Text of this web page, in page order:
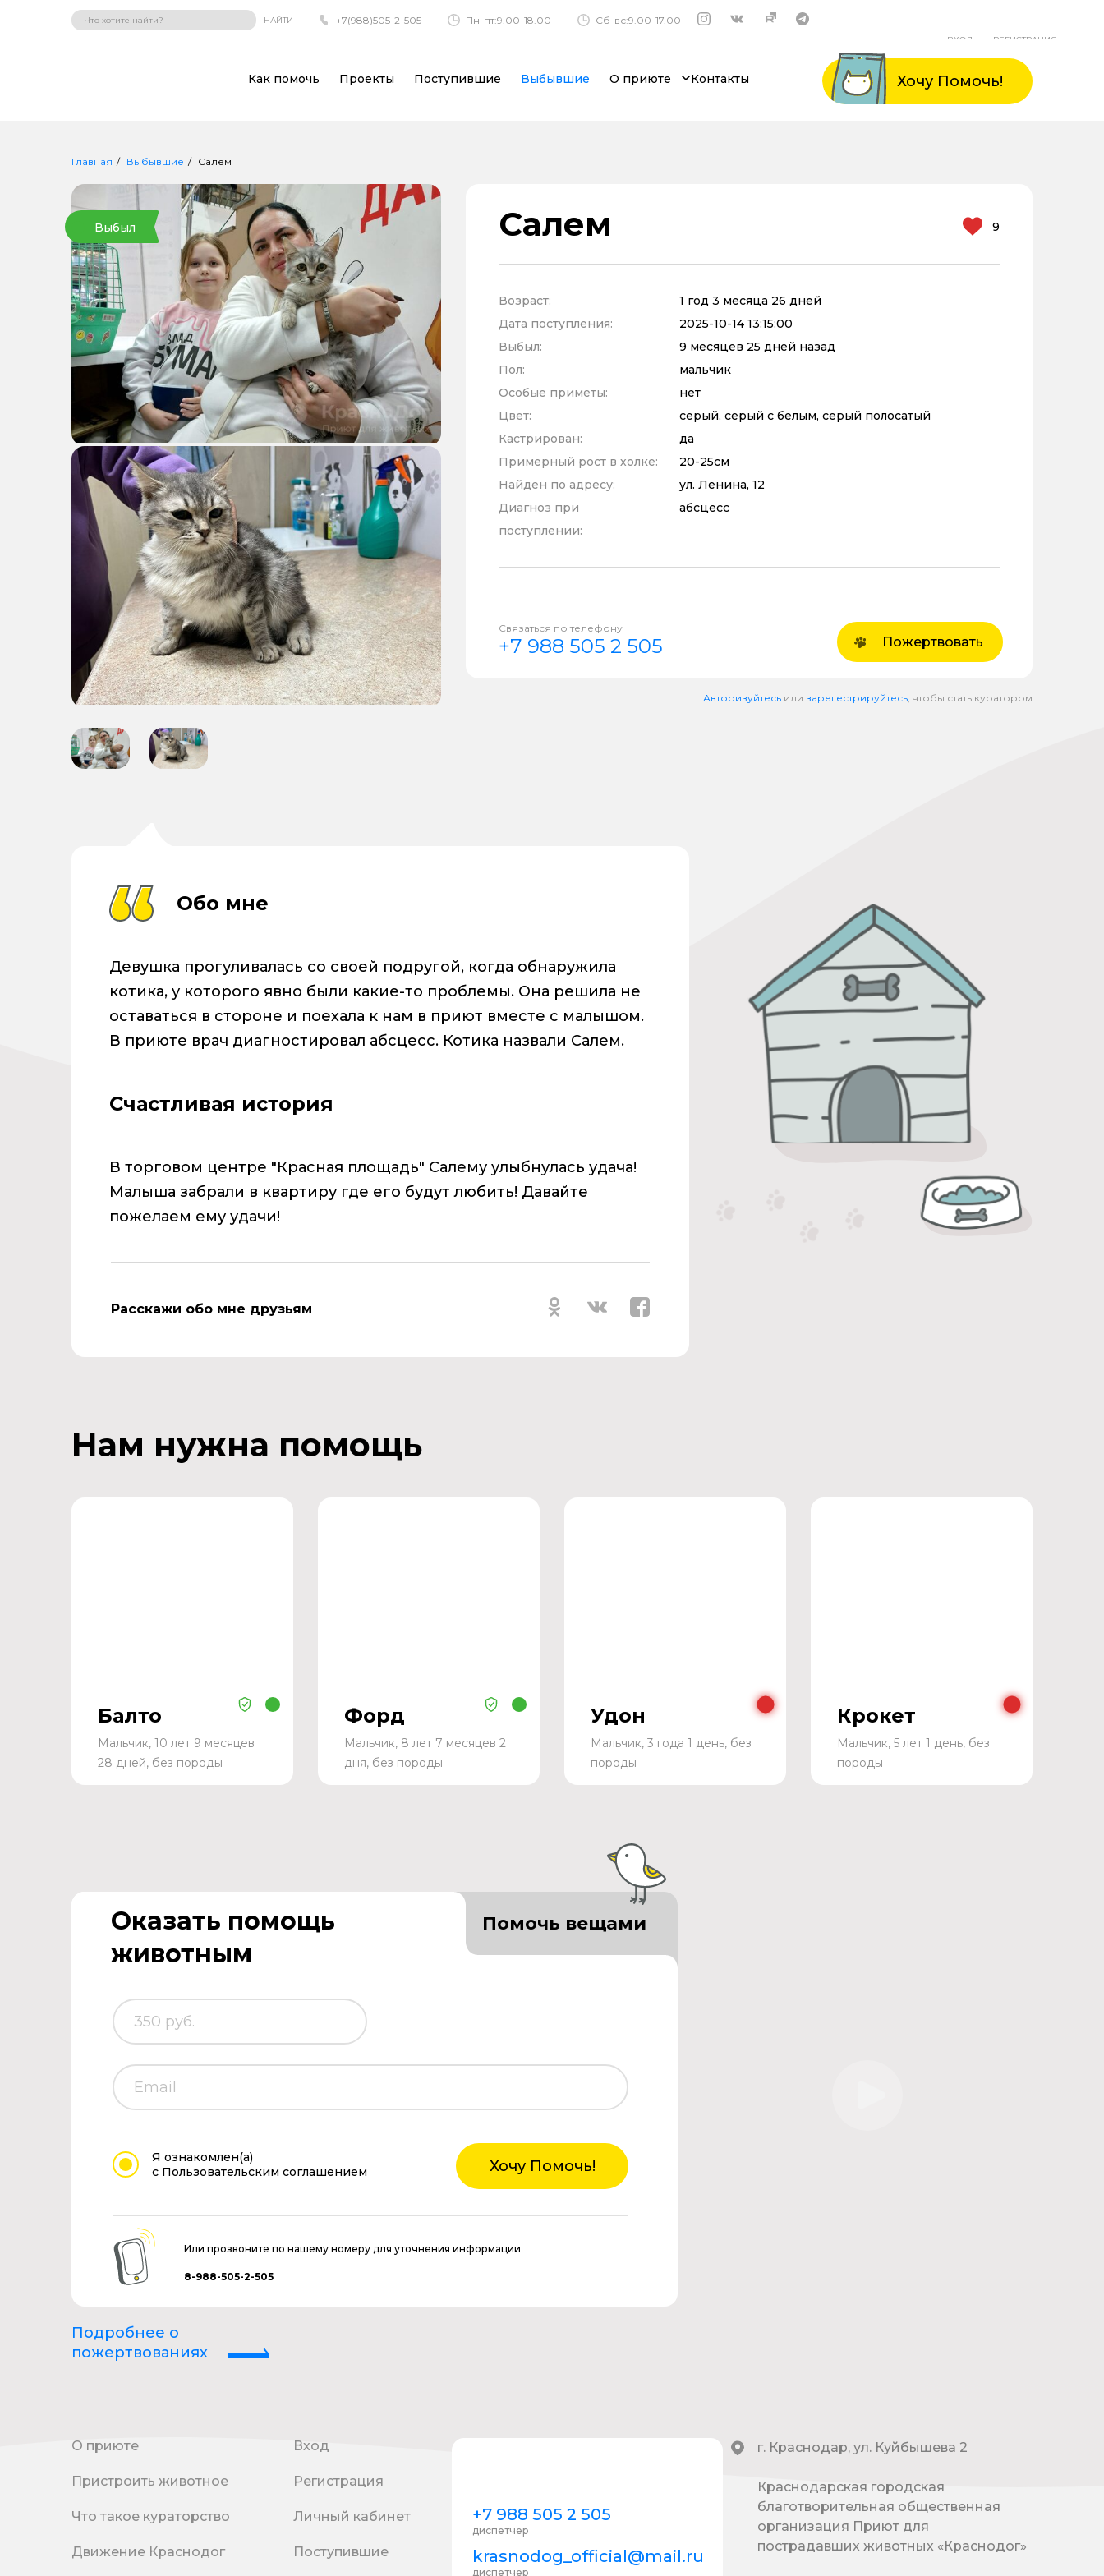
НАЙТИ +7(988)505-2-505 Пн-пт:9.00-18.00 Сб-вс:9.00-17.00
ВХОД РЕГИСТРАЦИЯ
Как помочь Проекты Поступившие Выбывшие О приюте Контакты Хочу Помочь!
Главная Выбывшие Салем
Выбыл Салем 9
Возраст:
1 год 3 месяца 26 дней
Дата поступления:
2025-10-14 13:15:00
Выбыл:
9 месяцев 25 дней назад
Пол:
мальчик
Особые приметы:
нет
Цвет:
серый, серый с белым, серый полосатый
Кастрирован:
да
Примерный рост в холке:
20-25см
Найден по адресу:
ул. Ленина, 12
Диагноз при
поступлении:
абсцесс
Связаться по телефону
+7 988 505 2 505 Пожертвовать
Авторизуйтесь или зарегестрируйтесь , чтобы стать куратором
Обо мне
Девушка прогуливалась со своей подругой, когда обнаружила
котика, у которого явно были какие-то проблемы. Она решила не
оставаться в стороне и поехала к нам в приют вместе с малышом.
В приюте врач диагностировал абсцесс. Котика назвали Салем.
Счастливая история
В торговом центре "Красная площадь" Салему улыбнулась удача!
Малыша забрали в квартиру где его будут любить! Давайте
пожелаем ему удачи!
Расскажи обо мне друзьям
Нам нужна помощь
Балто
Мальчик, 10 лет 9 месяцев
28 дней, без породы
Форд
Мальчик, 8 лет 7 месяцев 2
дня, без породы
Удон
Мальчик, 3 года 1 день, без
породы
Крокет
Мальчик, 5 лет 1 день, без
породы
Оказать помощь
животным
Помочь вещами
Я ознакомлен(а)
с Пользовательским соглашением
Хочу Помочь!
Или прозвоните по нашему номеру для уточнения информации
8-988-505-2-505
Подробнее о
пожертвованиях
О приюте
Пристроить животное
Что такое кураторство
Движение Краснодог
Вход
Регистрация
Личный кабинет
Поступившие
+7 988 505 2 505
диспетчер
krasnodog_official@mail.ru
диспетчер
г. Краснодар, ул. Куйбышева 2
Краснодарская городская
благотворительная общественная
организация Приют для
пострадавших животных «Краснодог»